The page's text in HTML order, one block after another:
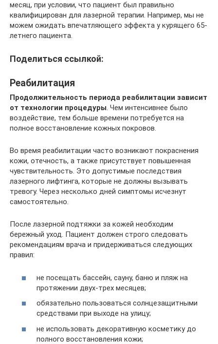
месяц, при условии, что пациент был правильно
квалифицирован для лазерной терапии. Например, мы не
можем ожидать впечатляющего эффекта у курящего 65-
летнего пациента.
Поделиться ссылкой:
Реабилитация
Продолжительность периода реабилитации зависит
от технологии процедуры. Чем интенсивнее было
воздействие, тем больше времени потребуется на
полное восстановление кожных покровов.
Во время реабилитации часто возникают покраснения
кожи, отечность, а также присутствует повышенная
чувствительность. Это допустимые последствия
лазерного лифтинга, которые не должны вызывать
тревогу. Через несколько дней симптомы исчезнут
самостоятельно.
После лазерной подтяжки за кожей необходим
бережный уход. Пациент должен строго следовать
рекомендациям врача и придерживаться следующих
правил:
не посещать бассейн, сауну, баню и пляж на
протяжении двух-трех месяцев;
обязательно пользоваться солнцезащитными
средствами при выходе на улицу;
не использовать декоративную косметику до
полного восстановления кожи;